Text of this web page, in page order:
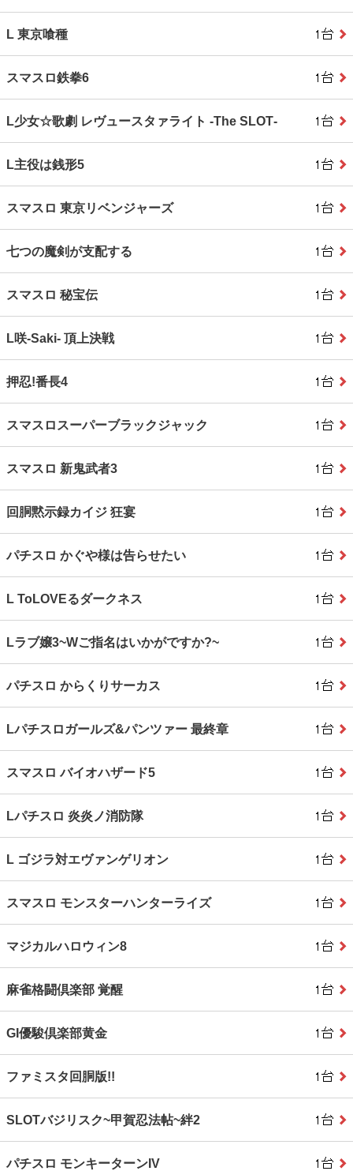
L 東京喰種
スマスロ鉄拳6
L少女☆歌劇 レヴュースタァライト ‐The SLOT‐
L主役は銭形5
スマスロ 東京リベンジャーズ
七つの魔剣が支配する
スマスロ 秘宝伝
L咲‐Saki‐ 頂上決戦
押忍!番長4
スマスロスーパーブラックジャック
スマスロ 新鬼武者3
回胴黙示録カイジ 狂宴
パチスロ かぐや様は告らせたい
L ToLOVEるダークネス
Lラブ嬢3~Wご指名はいかがですか?~
パチスロ からくりサーカス
Lパチスロガールズ&パンツァー 最終章
スマスロ バイオハザード5
Lパチスロ 炎炎ノ消防隊
L ゴジラ対エヴァンゲリオン
スマスロ モンスターハンターライズ
マジカルハロウィン8
麻雀格闘倶楽部 覚醒
GI優駿倶楽部黄金
ファミスタ回胴版!!
SLOTバジリスク~甲賀忍法帖~絆2
パチスロ モンキーターンIV